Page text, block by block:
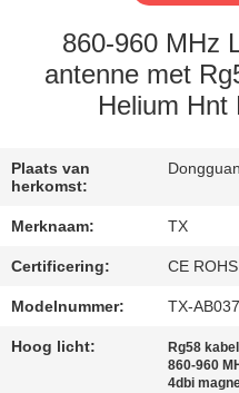
CONTACTEER
GEVALLEN
VR
860-960 MHz
antenne met
Helium Hnt
Plaats van
herkomst:
Merknaam: TX
Certificering: CE
Modelnummer: TX-AB037
Hoog licht: Rg58
860-960
4dbi